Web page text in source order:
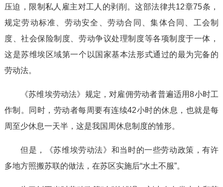
压迫，限制私人雇主对工人的剥削。这部法律共12章75条，
规定劳动标准、劳动安全、劳动合同、集体合同、工会制
度、社会保险制度、劳动争议处理制度等各项制度于一体，
这是苏维埃区域第一个以国家基本法形式通过的最为完备的
劳动法。
《苏维埃劳动法》规定，对雇佣劳动者普遍适用8小时工
作制。同时，劳动者每周要有连续42小时的休息，也就是每
周至少休息一天半，这是我国周休息制度的雏形。
但是，《苏维埃劳动法》和当时的一些劳动政策，有许
多地方照搬苏联的做法，在苏区实施后“水土不服”。